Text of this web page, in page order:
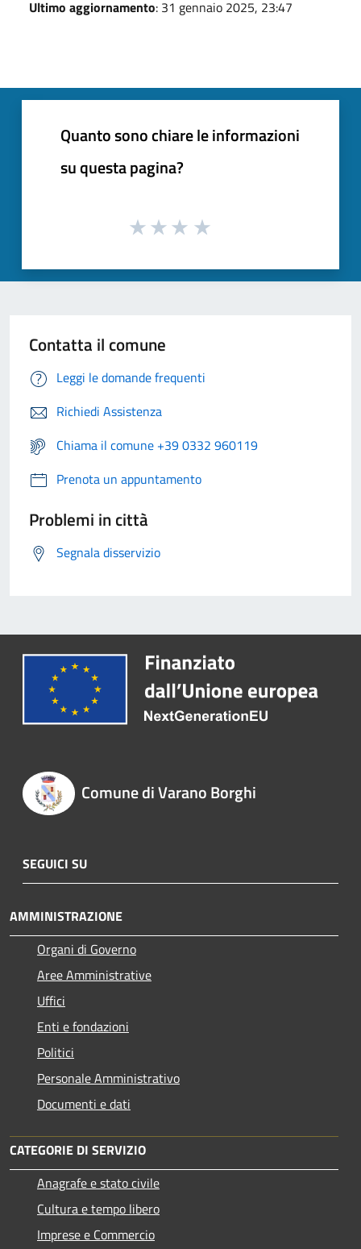
Ultimo aggiornamento: 31 gennaio 2025, 23:47
Quanto sono chiare le informazioni
su questa pagina?
Contatta il comune
Leggi le domande frequenti
Richiedi Assistenza
Chiama il comune +39 0332 960119
Prenota un appuntamento
Problemi in città
Segnala disservizio
Comune di Varano Borghi
SEGUICI SU
AMMINISTRAZIONE
Organi di Governo
Aree Amministrative
Uffici
Enti e fondazioni
Politici
Personale Amministrativo
Documenti e dati
CATEGORIE DI SERVIZIO
Anagrafe e stato civile
Cultura e tempo libero
Imprese e Commercio